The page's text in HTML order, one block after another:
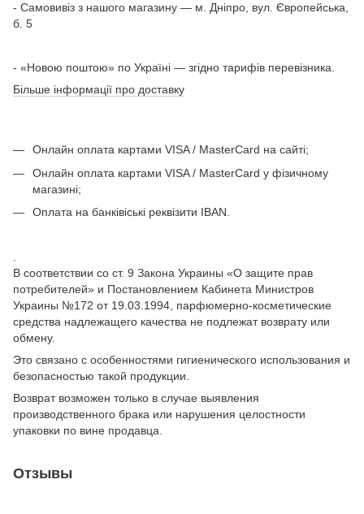
- Самовивіз з нашого магазину — м. Дніпро, вул. Європейська,
б. 5
- «Новою поштою» по Україні — згідно тарифів перевізника.
Більше інформації про доставку
Онлайн оплата картами VISA / MasterCard на сайті;
Онлайн оплата картами VISA / MasterCard у фізичному
магазині;
Оплата на банківіські реквізити IBAN.
.
В соответствии со ст. 9 Закона Украины «О защите прав
потребителей» и Постановлением Кабинета Министров
Украины №172 от 19.03.1994, парфюмерно-косметические
средства надлежащего качества не подлежат возврату или
обмену.
Это связано с особенностями гигиенического использования и
безопасностью такой продукции.
Возврат возможен только в случае выявления
производственного брака или нарушения целостности
упаковки по вине продавца.
Отзывы